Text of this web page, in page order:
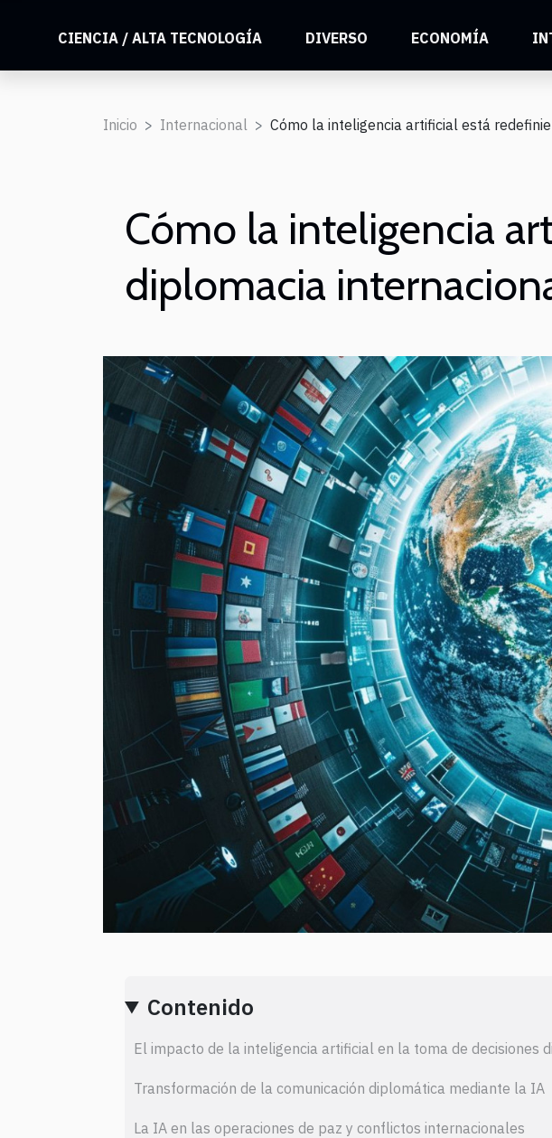
CIENCIA / ALTA TECNOLOGÍA DIVERSO ECONOMÍA
Inicio Internacional Cómo la inteligencia artificial está
Cómo la inteligencia
diplomacia
Contenido
El impacto de la inteligencia artificial en la toma de decisiones
Transformación de la comunicación diplomática mediante la IA
La IA en las operaciones de paz y conflictos internacionales